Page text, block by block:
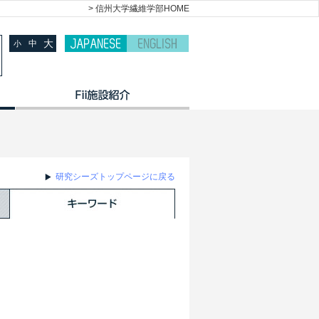
> 信州大学繊維学部HOME
小 中 大
研究シーズトップページに戻る